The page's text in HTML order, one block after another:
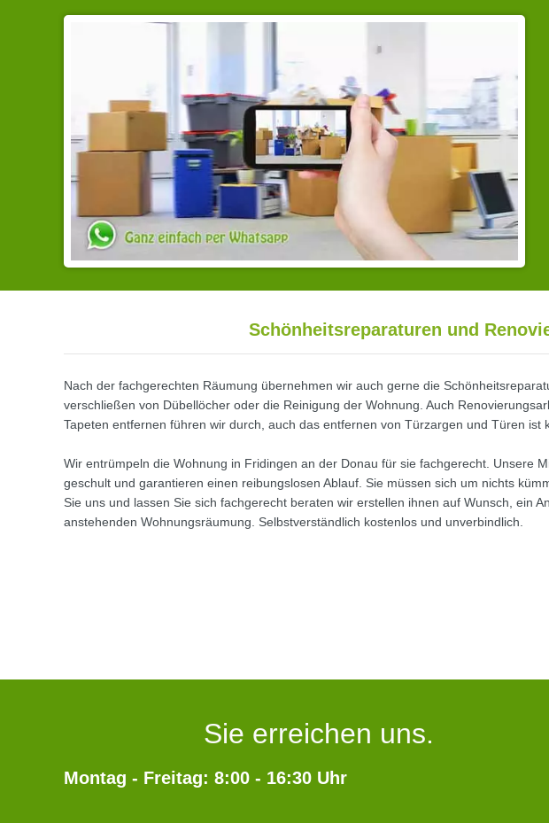
Schönheitsreparaturen und
Nach der fachgerechten Räumung übernehmen wir auch gerne die
verschließen von Dübellöcher oder die Reinigung der Wohnung. Auch
Tapeten entfernen führen wir durch, auch das entfernen von Türzargen und Türen ist
Wir entrümpeln die Wohnung in Fridingen an der Donau für sie fachgerecht. Unsere
geschult und garantieren einen reibungslosen Ablauf. Sie müssen sich um nichts
Sie uns und lassen Sie sich fachgerecht beraten wir erstellen ihnen auf Wunsch, ein
anstehenden Wohnungsräumung. Selbstverständlich kostenlos und unverbindlich.
Sie erreichen uns.
Montag - Freitag: 8:00 - 16:30 Uhr